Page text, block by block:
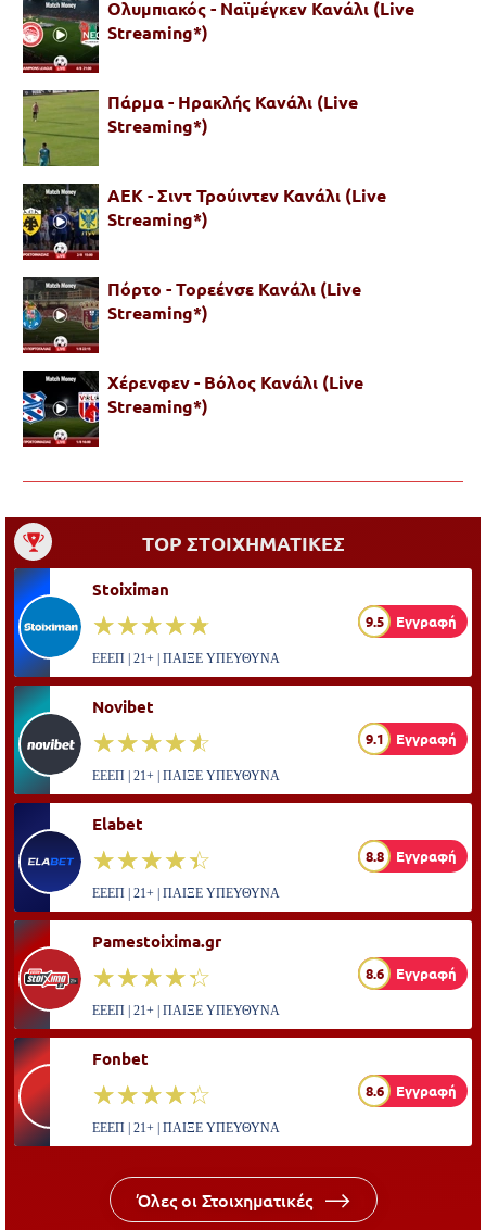
Ολυμπιακός - Ναϊμέγκεν Κανάλι (Live
Streaming*)
Πάρμα - Ηρακλής Κανάλι (Live
Streaming*)
ΑΕΚ - Σιντ Τρούιντεν Κανάλι (Live
Streaming*)
Πόρτο - Τορεένσε Κανάλι (Live
Streaming*)
Χέρενφεν - Βόλος Κανάλι (Live
Streaming*)
TOP ΣΤΟΙΧΗΜΑΤΙΚΕΣ
Stoiximan
☆☆☆☆☆
★★★★★ 9.5 Εγγραφή
ΕΕΕΠ | 21+ | ΠΑΙΞΕ ΥΠΕΥΘΥΝΑ
Novibet
☆☆☆☆☆
★★★★★ 9.1 Εγγραφή
ΕΕΕΠ | 21+ | ΠΑΙΞΕ ΥΠΕΥΘΥΝΑ
Elabet
☆☆☆☆☆
★★★★★ 8.8 Εγγραφή
ΕΕΕΠ | 21+ | ΠΑΙΞΕ ΥΠΕΥΘΥΝΑ
Pamestoixima.gr
☆☆☆☆☆
★★★★★ 8.6 Εγγραφή
ΕΕΕΠ | 21+ | ΠΑΙΞΕ ΥΠΕΥΘΥΝΑ
Fonbet
☆☆☆☆☆
★★★★★ 8.6 Εγγραφή
ΕΕΕΠ | 21+ | ΠΑΙΞΕ ΥΠΕΥΘΥΝΑ
Όλες οι Στοιχηματικές